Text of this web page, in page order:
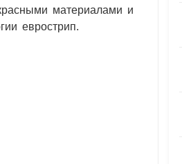
материалами и
еврострип.